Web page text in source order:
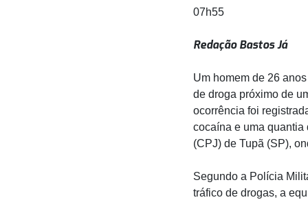
07h55
Redação Bastos Já
Um homem de 26
de droga próximo de
ocorrência foi
cocaína e uma
(CPJ) de Tupã (SP),
Segundo a Polícia
tráfico de drogas, a